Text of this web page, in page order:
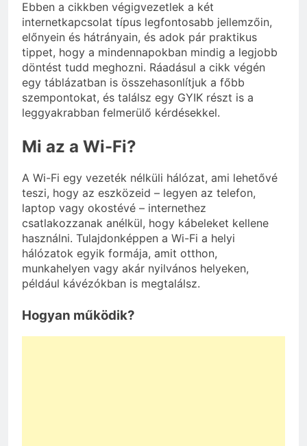
Ebben a cikkben végigvezetlek a két
internetkapcsolat típus legfontosabb jellemzőin,
előnyein és hátrányain, és adok pár praktikus
tippet, hogy a mindennapokban mindig a legjobb
döntést tudd meghozni. Ráadásul a cikk végén
egy táblázatban is összehasonlítjuk a főbb
szempontokat, és találsz egy GYIK részt is a
leggyakrabban felmerülő kérdésekkel.
Mi az a Wi-Fi?
A Wi-Fi egy vezeték nélküli hálózat, ami lehetővé
teszi, hogy az eszközeid – legyen az telefon,
laptop vagy okostévé – internethez
csatlakozzanak anélkül, hogy kábeleket kellene
használni. Tulajdonképpen a Wi-Fi a helyi
hálózatok egyik formája, amit otthon,
munkahelyen vagy akár nyilvános helyeken,
például kávézókban is megtalálsz.
Hogyan működik?